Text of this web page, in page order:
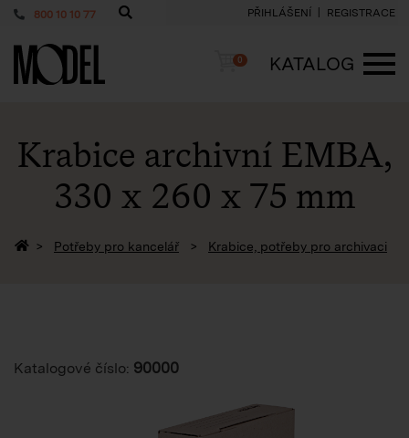
800 10 10 77 PŘIHLÁŠENÍ REGISTRACE
PackShop Košík
0
KATALOG
Krabice archivní EMBA,
330 x 260 x 75 mm
Zpět na homepage
Potřeby pro kancelář Krabice, potřeby pro archivaci
Katalogové číslo: 90000